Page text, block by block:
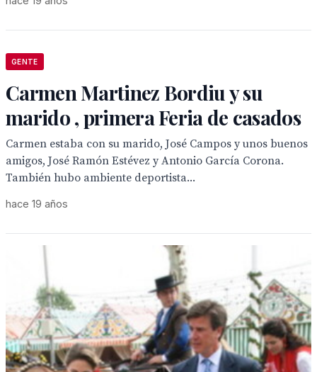
GENTE
Carmen Martinez Bordiu y su
marido , primera Feria de casados
Carmen estaba con su marido, José Campos y unos buenos
amigos, José Ramón Estévez y Antonio García Corona.
También hubo ambiente deportista...
hace 19 años